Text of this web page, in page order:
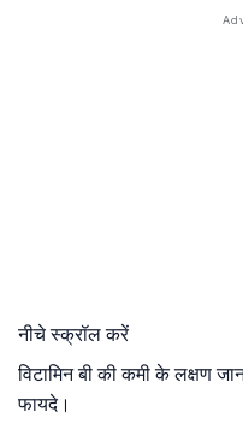
नीचे स्क्रॉल करें
विटामिन बी की कमी के लक्षण
फायदे।